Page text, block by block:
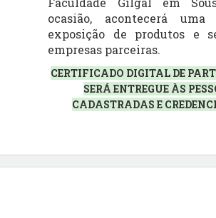
ocasião, acontecerá
exposição de produtos e
empresas parceiras.
CERTIFICADO DIGITAL DE
SERÁ ENTREGUE ÀS
CADASTRADAS E